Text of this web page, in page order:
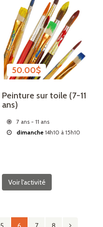
50.00$
Peinture sur toile (7-11
ans)
7 ans - 11 ans
dimanche 14h10 à 15h10
Voir l'activité